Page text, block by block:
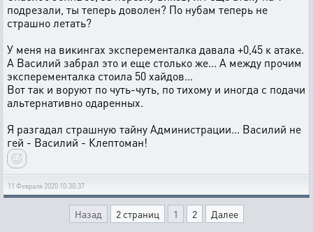
подрезали, ты теперь доволен? По нубам теперь не
страшно летать?
У меня на викингах эксперементалка давала +0,45 к атаке.
А Василий забрал это и еще столько же... А между прочим
эксперементалка стоила 50 хайдов...
Вот так и воруют по чуть-чуть, по тихому и иногда с подачи
альтернативно одаренных.
Я разгадал страшную тайну Администрации... Василий не
гей - Василий - Клептоман!
11 Февраля 2020 10:30:37
Назад 2 страниц 1 2 Далее